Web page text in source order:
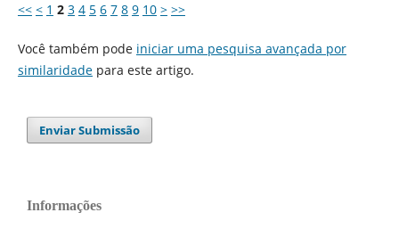
<< < 1 2 3 4 5 6 7 8 9 10 > >>
Você também pode iniciar uma pesquisa avançada por
similaridadepara este artigo.
Enviar Submissão
Informações